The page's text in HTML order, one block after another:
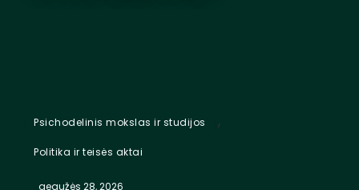
Psichodelinis mokslas ir studijos ,
Politika ir teisės aktai
gegužės 28, 2026